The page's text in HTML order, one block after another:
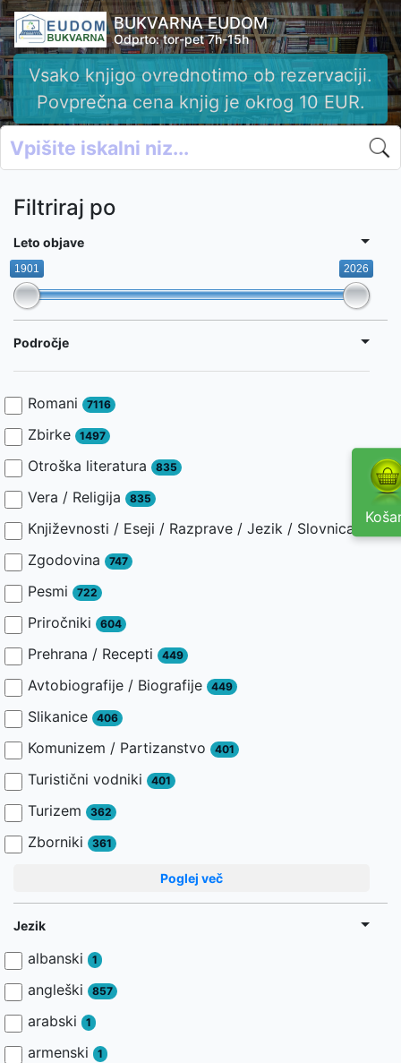
BUKVARNA EUDOM
Odprto: tor-pet 7h-15h
Vsako knjigo ovrednotimo ob rezervaciji.
Povprečna cena knjig je okrog 10 EUR.
Filtriraj po
Leto objave
1901 2026
Področje
Romani 7116
Zbirke 1497
Otroška literatura 835
Vera / Religija 835
Književnosti / Eseji / Razprave / Jezik / Slovnica /
Zgodovina
747
Pesmi 722
Priročniki 604
Prehrana / Recepti 449
Avtobiografije / Biografije 449
Slikanice 406
Komunizem / Partizanstvo 401
Turistični vodniki 401
Turizem 362
Zborniki 361
Poglej več
Jezik
albanski 1
angleški 857
arabski 1
armenski 1